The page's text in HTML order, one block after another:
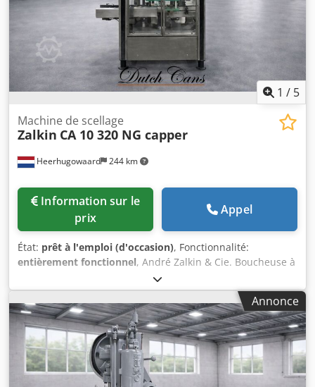
1 / 5
Heerhugowaard 244 km
Machine de scellage
Zalkin CA 10 320 NG capper
prix
Appel
État: prêt à l'emploi (d'occasion), Fonctionnalité:
entièrement fonctionnel, André Zalkin & Cie. Boucheuse à
10 têtes Type : CA 10 320 NG Djdpfx Apou Hxw He Hokr
Avec capsuleuse CA5
Annonce